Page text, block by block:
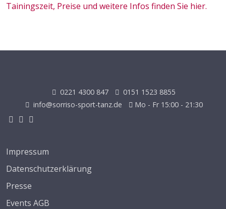
Tainingszeit, Preise und weitere Infos finden Sie hier.
0221 4300 847
0151 1523 8855
info@sorriso-sport-tanz.de
Mo - Fr 15:00 - 21:30
Impressum
Datenschutzerklärung
Presse
Events AGB